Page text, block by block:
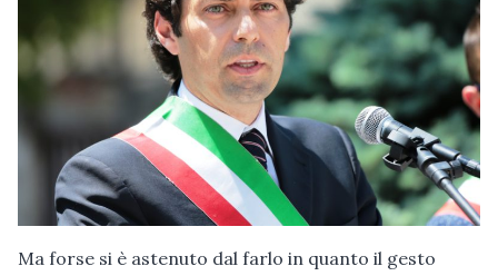
Ma forse si è astenuto dal farlo in quanto il gesto